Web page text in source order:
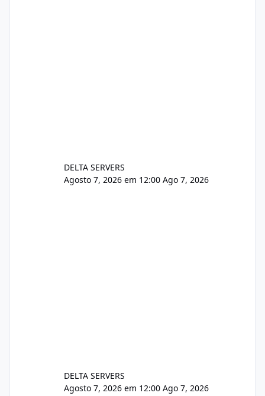
DELTA SERVERS
Agosto 7, 2026 em 12:00 Ago 7, 2026
DELTA SERVERS
Agosto 7, 2026 em 12:00 Ago 7, 2026